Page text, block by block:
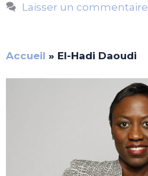
Laisser un commentaire
Accueil » El-Hadi Daoudi